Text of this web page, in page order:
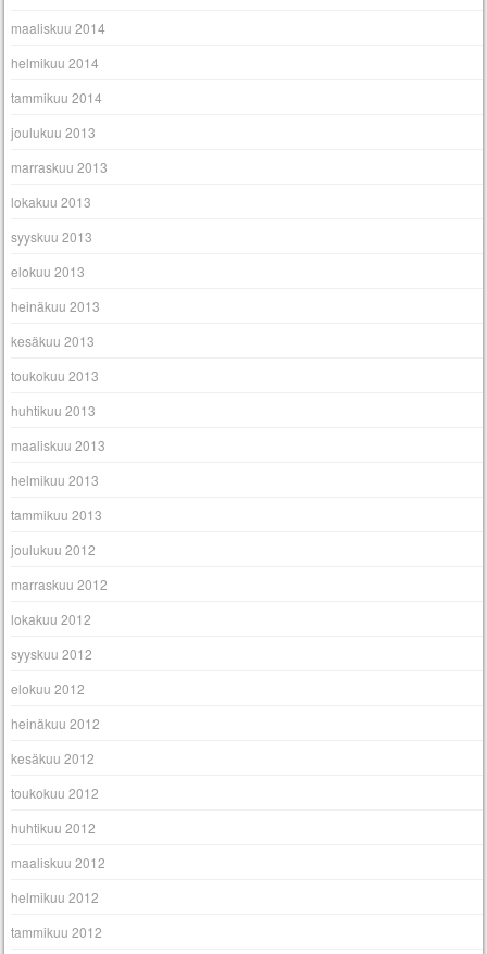
maaliskuu 2014
helmikuu 2014
tammikuu 2014
joulukuu 2013
marraskuu 2013
lokakuu 2013
syyskuu 2013
elokuu 2013
heinäkuu 2013
kesäkuu 2013
toukokuu 2013
huhtikuu 2013
maaliskuu 2013
helmikuu 2013
tammikuu 2013
joulukuu 2012
marraskuu 2012
lokakuu 2012
syyskuu 2012
elokuu 2012
heinäkuu 2012
kesäkuu 2012
toukokuu 2012
huhtikuu 2012
maaliskuu 2012
helmikuu 2012
tammikuu 2012